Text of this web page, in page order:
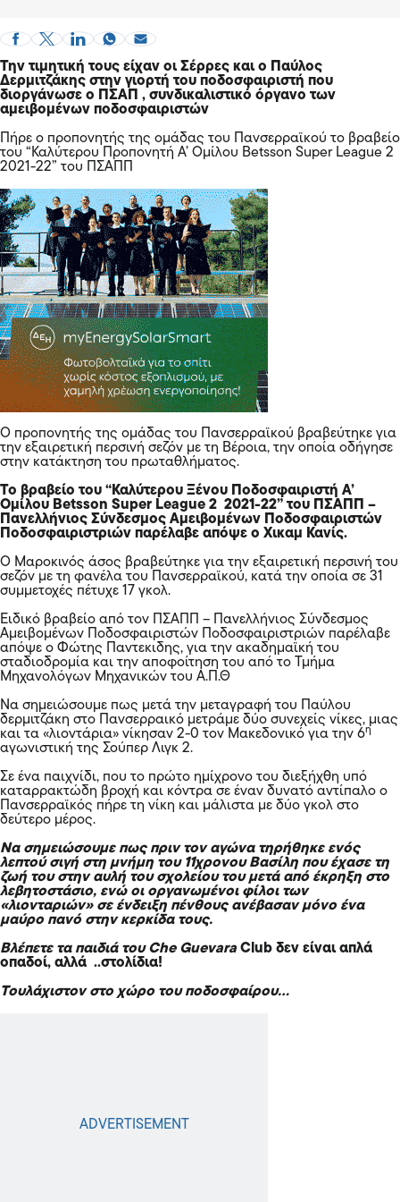
Την τιμητική τους είχαν οι Σέρρες και ο Παύλος
Δερμιτζάκης στην γιορτή του ποδοσφαιριστή που
διοργάνωσε ο ΠΣΑΠ , συνδικαλιστικό όργανο των
αμειβομένων ποδοσφαιριστών
Πήρε ο προπονητής της ομάδας του Πανσερραϊκού το βραβείο
του “Καλύτερου Προπονητή A’ Ομίλου Betsson Super League 2
2021-22” του ΠΣΑΠΠ
Ο προπονητής της ομάδας του Πανσερραϊκού βραβεύτηκε για
την εξαιρετική περσινή σεζόν με τη Βέροια, την οποία οδήγησε
στην κατάκτηση του πρωταθλήματος.
Το βραβείο του “Καλύτερου Ξένου Ποδοσφαιριστή A’
Ομίλου Betsson Super League 2 2021-22” του ΠΣΑΠΠ –
Πανελλήνιος Σύνδεσμος Αμειβομένων Ποδοσφαιριστών
Ποδοσφαιριστριών παρέλαβε απόψε ο Χικαμ Κανίς.
Ο Μαροκινός άσος βραβεύτηκε για την εξαιρετική περσινή του
σεζόν με τη φανέλα του Πανσερραϊκού, κατά την οποία σε 31
συμμετοχές πέτυχε 17 γκολ.
Ειδικό βραβείο από τον ΠΣΑΠΠ – Πανελλήνιος Σύνδεσμος
Αμειβομένων Ποδοσφαιριστών Ποδοσφαιριστριών παρέλαβε
απόψε ο Φώτης Παντεκιδης, για την ακαδημαϊκή του
σταδιοδρομία και την αποφοίτηση του από το Τμήμα
Μηχανολόγων Μηχανικών του Α.Π.Θ
Να σημειώσουμε πως μετά την μεταγραφή του Παύλου
δερμιτζάκη στο Πανσερραικό μετράμε δύο συνεχείς νίκες, μιας
και τα «λιοντάρια» νίκησαν 2-0 τον Μακεδονικό για την 6η
αγωνιστική της Σούπερ Λιγκ 2.
Σε ένα παιχνίδι, που το πρώτο ημίχρονο του διεξήχθη υπό
καταρρακτώδη βροχή και κόντρα σε έναν δυνατό αντίπαλο ο
Πανσερραϊκός πήρε τη νίκη και μάλιστα με δύο γκολ στο
δεύτερο μέρος.
Να σημειώσουμε πως πριν τον αγώνα τηρήθηκε ενός
λεπτού σιγή στη μνήμη του 11χρονου Βασίλη που έχασε τη
ζωή του στην αυλή του σχολείου του μετά από έκρηξη στο
λεβητοστάσιο, ενώ οι οργανωμένοι φίλοι των
«λιονταριών» σε ένδειξη πένθους ανέβασαν μόνο ένα
μαύρο πανό στην κερκίδα τους.
Βλέπετε τα παιδιά του Che Guevara Club δεν είναι απλά
οπαδοί, αλλά ..στολίδια!
Τουλάχιστον στο χώρο του ποδοσφαίρου…